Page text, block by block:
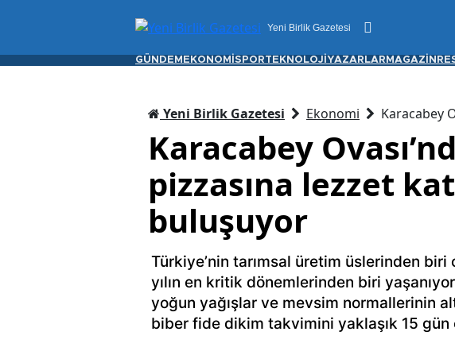
Yeni Birlik Gazetesi
GÜNDEM EKONOMİ SPORTEKNOLOJİ YAZARLAR MAGAZİN
Yeni Birlik Gazetesi Ekonomi Karacabey
Karacabey
pizzasına lezzet
buluşuyor
Türkiye’nin tarımsal üretim üslerinden biri
yılın en kritik dönemlerinden biri
yoğun yağışlar ve mevsim normallerinin
biber fide dikim takvimini yaklaşık 15 gün